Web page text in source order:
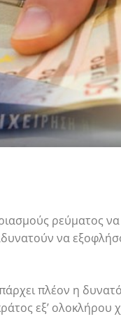
ρεύματος
να
πλέον η
εξ’ ολοκλήρου